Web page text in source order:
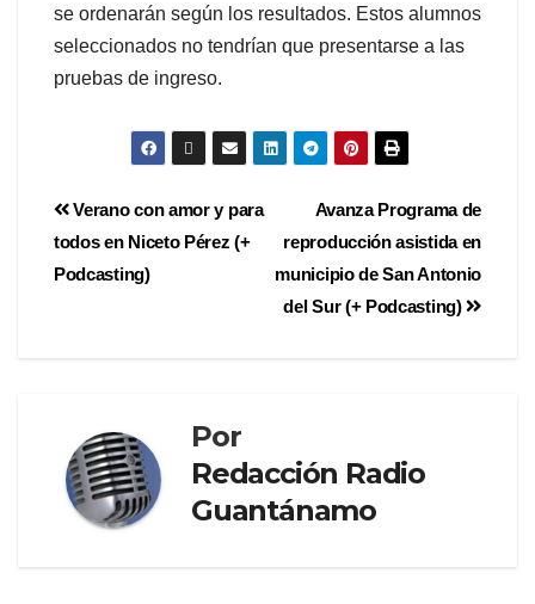
se ordenarán según los resultados. Estos alumnos
seleccionados no tendrían que presentarse a las
pruebas de ingreso.
Avanza Programa de
reproducción asistida en
municipio de San Antonio
del Sur (+ Podcasting)
Verano con amor y para
todos en Niceto Pérez (+
Podcasting)
Por
Redacción Radio
Guantánamo